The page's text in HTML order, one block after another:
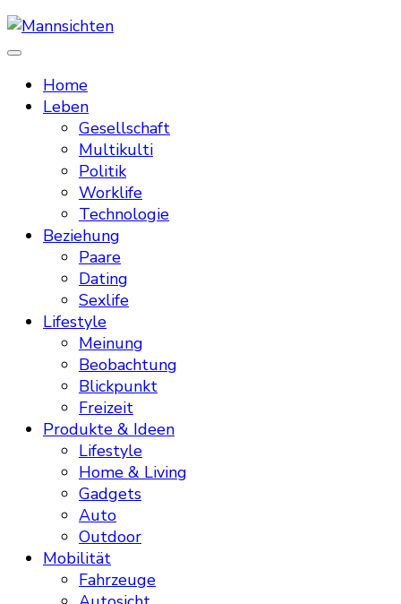
Mannsichten
Home
Leben
Gesellschaft
Multikulti
Politik
Worklife
Technologie
Beziehung
Paare
Dating
Sexlife
Lifestyle
Meinung
Beobachtung
Blickpunkt
Freizeit
Produkte & Ideen
Lifestyle
Home & Living
Gadgets
Auto
Outdoor
Mobilität
Fahrzeuge